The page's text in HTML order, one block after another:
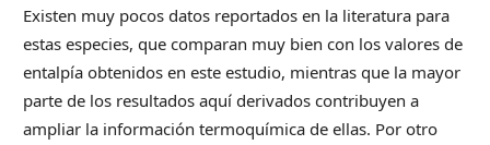
Existen muy pocos datos reportados en la literatura para
estas especies, que comparan muy bien con los valores de
entalpía obtenidos en este estudio, mientras que la mayor
parte de los resultados aquí derivados contribuyen a
ampliar la información termoquímica de ellas. Por otro